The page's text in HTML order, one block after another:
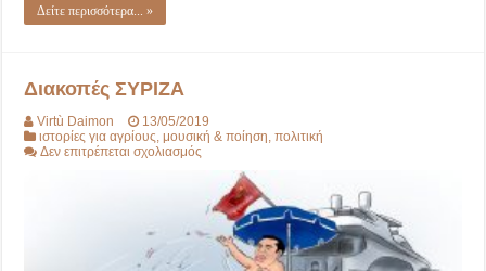
Δείτε περισσότερα... »
Διακοπές ΣΥΡΙΖΑ
Virtù Daimon
13/05/2019
ιστορίες για αγρίους,μουσική & ποίηση,πολιτική
Δεν επιτρέπεται σχολιασμός
ΣΥΡΙΖΑ